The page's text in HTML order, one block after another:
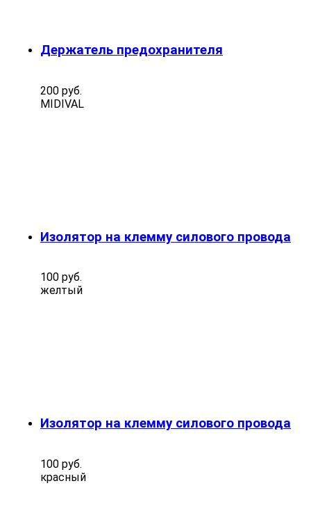
Держатель предохранителя
200 руб.
MIDIVAL
Изолятор на клемму силового провода
100 руб.
желтый
Изолятор на клемму силового провода
100 руб.
красный